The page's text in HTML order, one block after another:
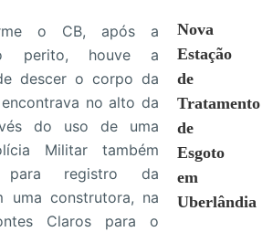
o CB, após a
perito, houve a
descer o corpo da
no alto da
do uso de uma
Militar também
para registro da
uma construtora, na
Claros para o
Nova
Estação
de
Tratamento
de
Esgoto
em
Uberlândia